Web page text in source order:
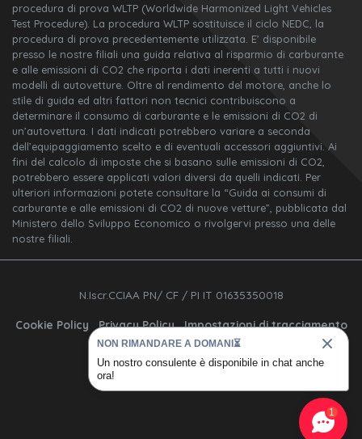
procedura di prova WLTP (Worldwide Harmonized Light Vehicles
Test Procedure). La procedura WLTP sostituisce il ciclo NEDC, la
procedura di prova precedentemente utilizzata. E’ disponibile
presso le nostre filiali una guida relativa al risparmio di carburante
e alle emissioni di CO2 che riporta i dati inerenti a tutti i nuovi
modelli di autovetture. Oltre al rendimento del motore, anche lo
stile di guida ed altri fattori non tecnici contribuiscono a
determinare il consumo di carburante e le emissioni di CO2 di
un’autovettura. I dati indicati potrebbero variare a seconda
dell’equipaggiamento scelto e di eventuali accessori aggiuntivi. Ai
fini del calcolo di imposte che si basano sulle emissioni di CO2,
potrebbero essere applicati valori diversi da quelli indicati. Per
ulteriori informazioni potete consultare la “Guida ai consumi di
carburante e alle emissioni di CO2 di nuove vetture”, pubblicata dal
Ministero dello Sviluppo Economico o rivolgervi presso una delle
nostre filiali.
N.Iscr.CCIAA PN/ CF / PI IT 01635350018
Cookie Policy Privacy Policy Impostazioni di tracciamento
1
NON RIMANDARE A DOMANI⏳
Un nostro consulente è disponibile in chat anche
ora!